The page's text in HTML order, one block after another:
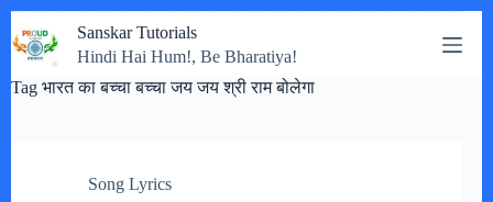
to
content
Sanskar Tutorials
Hindi Hai Hum!, Be Bharatiya!
Tag भारत का बच्चा बच्चा जय जय श्री राम बोलेगा
Song Lyrics